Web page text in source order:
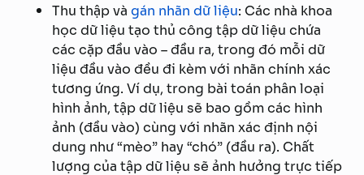
Thu thập và gán nhãn dữ liệu: Các nhà khoa
học dữ liệu tạo thủ công tập dữ liệu chứa
các cặp đầu vào – đầu ra, trong đó mỗi dữ
liệu đầu vào đều đi kèm với nhãn chính xác
tương ứng. Ví dụ, trong bài toán phân loại
hình ảnh, tập dữ liệu sẽ bao gồm các hình
ảnh (đầu vào) cùng với nhãn xác định nội
dung như “mèo” hay “chó” (đầu ra). Chất
lượng của tập dữ liệu sẽ ảnh hưởng trực tiếp